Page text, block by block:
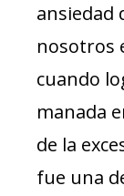
ansiedad
nosotros
cuando
manada
de la
fue una